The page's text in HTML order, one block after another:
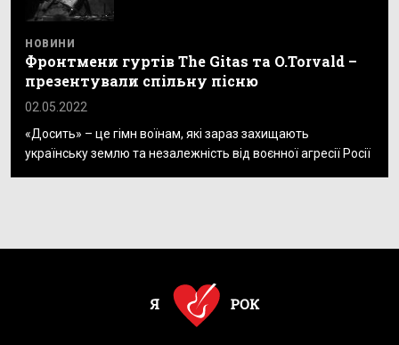
НОВИНИ
Фронтмени гуртів The Gitas та O.Torvald –
презентували спільну пісню
02.05.2022
«Досить» – це гімн воїнам, які зараз захищають
українську землю та незалежність від воєнної агресії Росії